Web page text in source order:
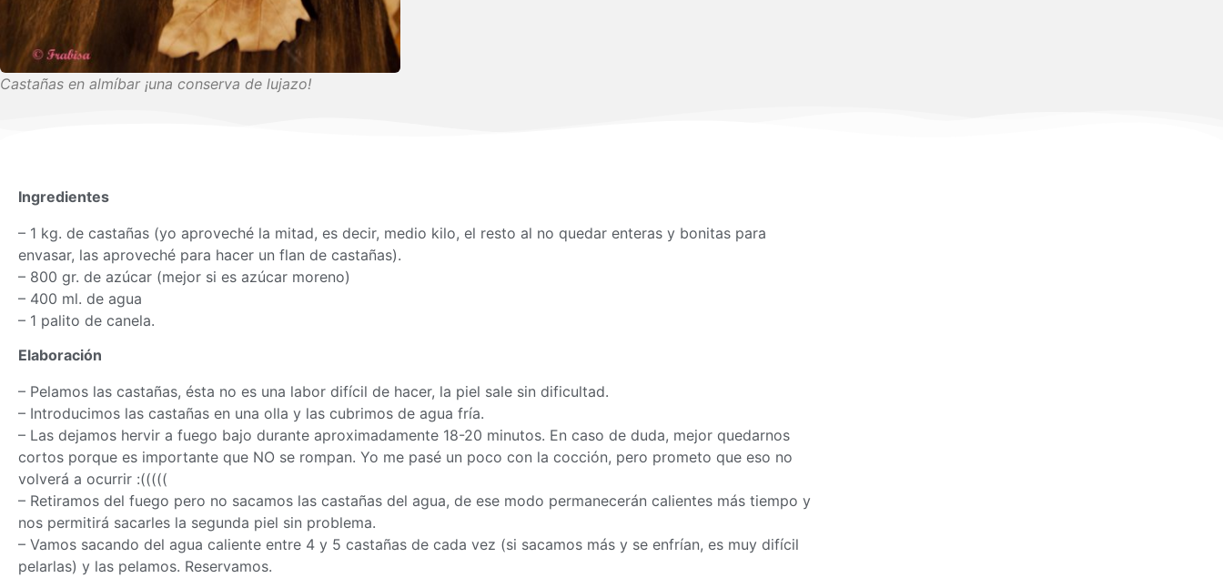
Castañas en almíbar ¡una conserva de lujazo!
Ingredientes
– 1 kg. de castañas (yo aproveché la mitad, es decir, medio kilo, el resto al no quedar enteras y bonitas para
envasar, las aproveché para hacer un flan de castañas).
– 800 gr. de azúcar (mejor si es azúcar moreno)
– 400 ml. de agua
– 1 palito de canela.
Elaboración
– Pelamos las castañas, ésta no es una labor difícil de hacer, la piel sale sin dificultad.
– Introducimos las castañas en una olla y las cubrimos de agua fría.
– Las dejamos hervir a fuego bajo durante aproximadamente 18-20 minutos. En caso de duda, mejor quedarnos
cortos porque es importante que NO se rompan. Yo me pasé un poco con la cocción, pero prometo que eso no
volverá a ocurrir :(((((
– Retiramos del fuego pero no sacamos las castañas del agua, de ese modo permanecerán calientes más tiempo y
nos permitirá sacarles la segunda piel sin problema.
– Vamos sacando del agua caliente entre 4 y 5 castañas de cada vez (si sacamos más y se enfrían, es muy difícil
pelarlas) y las pelamos. Reservamos.